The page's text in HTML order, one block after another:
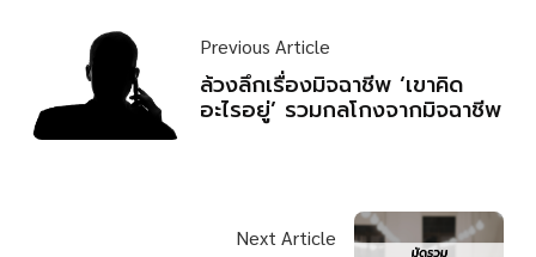
Previous Article
ล้วงลึกเรื่องมิจฉาชีพ ‘เขาคิด
อะไรอยู่’ รวมกลโกงจากมิจฉาชีพ
Next Article